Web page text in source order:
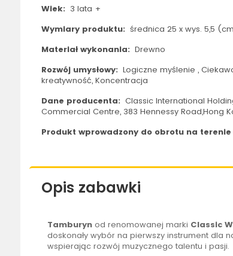
Wiek: 3 lata +
Wymiary produktu: średnica 25 x wys. 5,5
Materiał wykonania: Drewno
Rozwój umysłowy: Logiczne myślenie ,
kreatywność, Koncentracja
Dane producenta: Classic International
Commercial Centre, 383 Hennessy Road,Hong
Produkt wprowadzony do obrotu na terenie
Opis zabawki
Tamburynod renomowanej marki Classic
doskonały wybór na pierwszy instrument dla
wspierając rozwój muzycznego talentu i pasji.